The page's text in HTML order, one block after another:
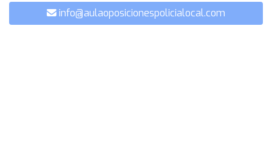
info@aulaoposicionespolicialocal.com